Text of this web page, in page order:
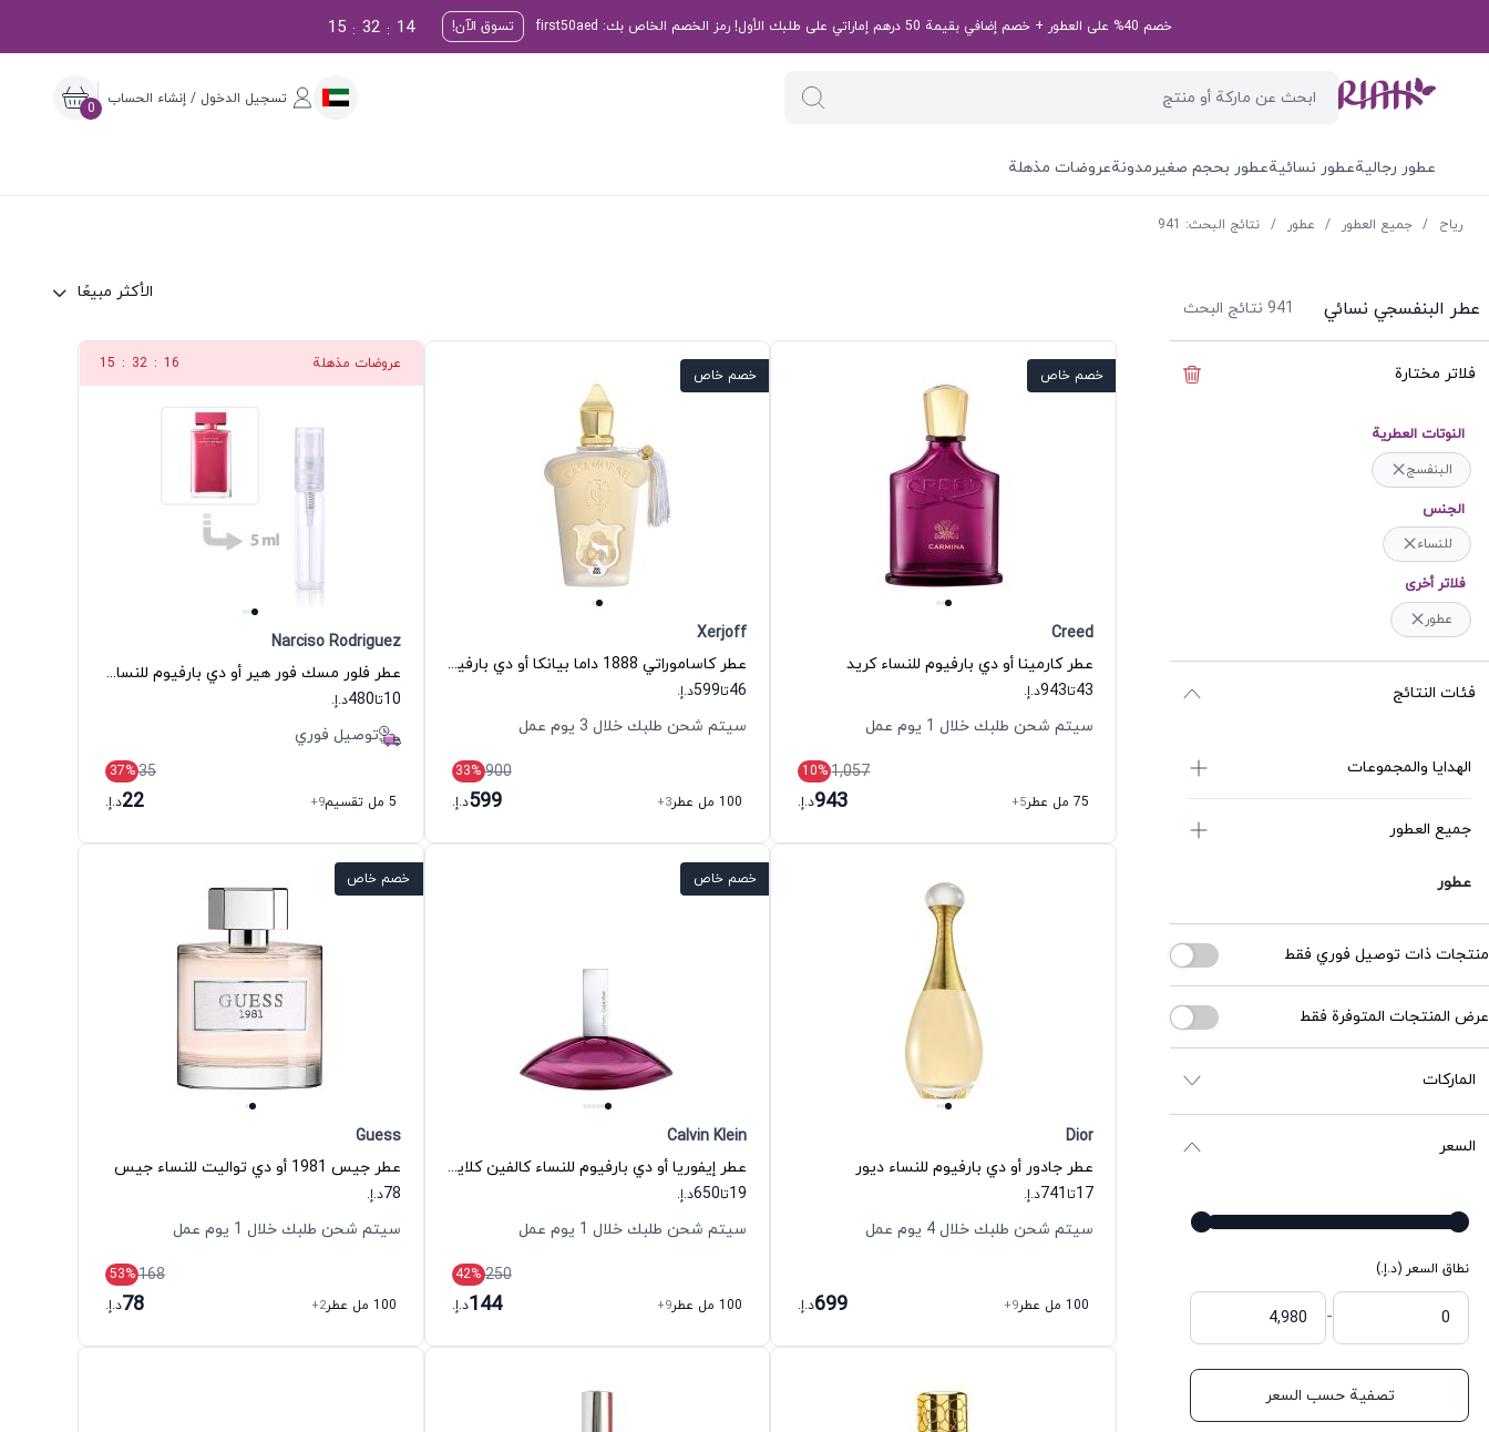
خصم 40% على العطور + خصم إضافي بقيمة 50 درهم إماراتي على طلبك الأول! رمز الخصم الخاص بك: first50aed تسوق الآن! 13
:
32
:
15
تسجيل الدخول / إنشاء الحساب
0
عطور رجاليةعطور نسائيةعطور بحجم صغيرمدونةعروضات مذهلة
ریاح / جميع العطور / عطور / نتائج البحث: 941
عطر البنفسجي نسائي 941 نتائج البحث
الأكثر مبيعًا
فلاتر مختارة
النوتات العطرية
البنفسج
الجنس
للنساء
فلاتر أخرى
عطور
فئات النتائج
الهدايا والمجموعات
جميع العطور
عطور
منتجات ذات توصيل فوري فقط
عرض المنتجات المتوفرة فقط
الماركات
السعر
نطاق السعر (د.إ.)
-
تصفية حسب السعر
خصم خاص
Creed
عطر كارمينا أو دي بارفيوم للنساء كريد
43تا943د.إ.
سيتم شحن طلبك خلال 1 يوم عمل
1,057
10%
75 مل عطر
+5
943د.إ.
خصم خاص
Xerjoff
عطر كاساموراتي 1888 داما بيانكا أو دي بارفيوم للنساء زيرجوف
46تا599د.إ.
سيتم شحن طلبك خلال 3 يوم عمل
900
33%
100 مل عطر
+3
599د.إ.
عروضات مذهلة 15
:
32
:
15
Narciso Rodriguez
عطر فلور مسك فور هير أو دي بارفيوم للنساء نارسيسو رودريغيز
10تا480د.إ.
توصيل فوري
35
37%
5 مل تقسيم
+9
22د.إ.
Dior
عطر جادور أو دي بارفيوم للنساء ديور
17تا 741د.إ.
سيتم شحن طلبك خلال 4 يوم عمل
100 مل عطر +9
699د.إ.
خصم خاص
Calvin Klein
عطر إيفوريا أو دي بارفيوم للنساء كالفين كلاين
19تا650د.إ.
سيتم شحن طلبك خلال 1 يوم عمل
250
42%
100 مل عطر
+9
144د.إ.
خصم خاص
Guess
عطر جيس 1981 أو دي تواليت للنساء جيس
78د.إ.
سيتم شحن طلبك خلال 1 يوم عمل
168
53%
100 مل عطر
+2
78د.إ.